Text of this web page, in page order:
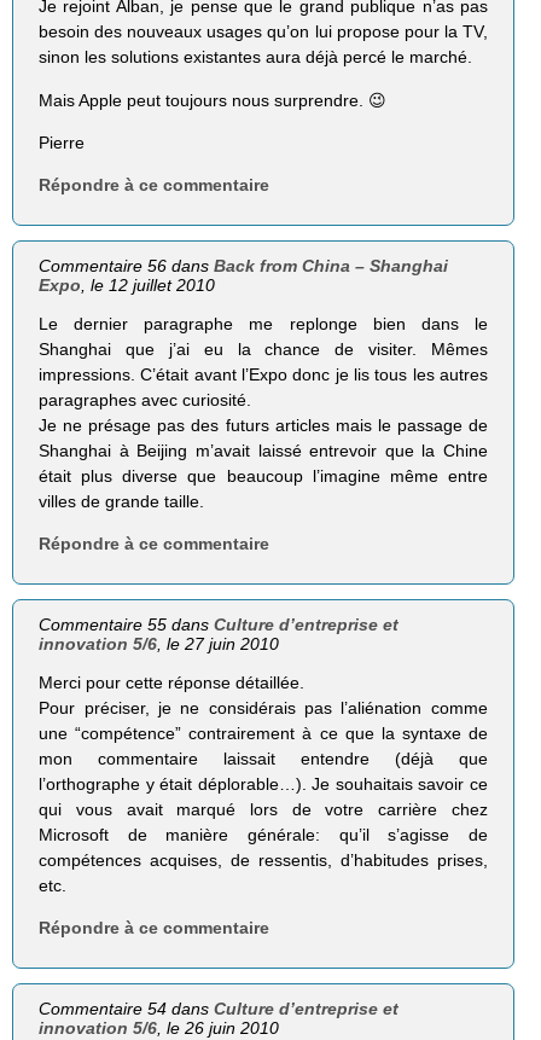
Je rejoint Alban, je pense que le grand publique n’as pas
besoin des nouveaux usages qu’on lui propose pour la TV,
sinon les solutions existantes aura déjà percé le marché.
Mais Apple peut toujours nous surprendre. 😉
Pierre
Répondre à ce commentaire
Commentaire 56 dansBack from China – Shanghai
Expo , le 12 juillet 2010
Le dernier paragraphe me replonge bien dans le
Shanghai que j’ai eu la chance de visiter. Mêmes
impressions. C’était avant l’Expo donc je lis tous les autres
paragraphes avec curiosité.
Je ne présage pas des futurs articles mais le passage de
Shanghai à Beijing m’avait laissé entrevoir que la Chine
était plus diverse que beaucoup l’imagine même entre
villes de grande taille.
Répondre à ce commentaire
Commentaire 55 dansCulture d’entreprise et
innovation 5/6 , le 27 juin 2010
Merci pour cette réponse détaillée.
Pour préciser, je ne considérais pas l’aliénation comme
une “compétence” contrairement à ce que la syntaxe de
mon commentaire laissait entendre (déjà que
l’orthographe y était déplorable…). Je souhaitais savoir ce
qui vous avait marqué lors de votre carrière chez
Microsoft de manière générale: qu’il s’agisse de
compétences acquises, de ressentis, d’habitudes prises,
etc.
Répondre à ce commentaire
Commentaire 54 dansCulture d’entreprise et
innovation 5/6, le 26 juin 2010